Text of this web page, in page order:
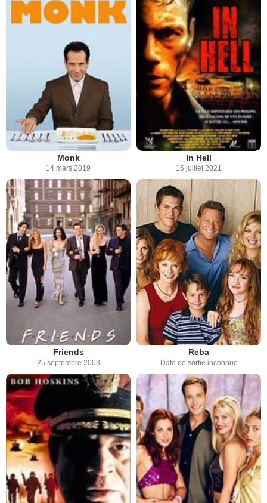
Monk
14 mars 2019
In Hell
15 juillet 2021
Friends
25 septembre 2003
Reba
Date de sortie inconnue